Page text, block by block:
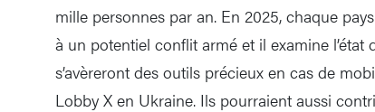
mille personnes par an. En 2025, chaque
à un potentiel conflit armé et il examine l’état
s’avèreront des outils précieux en cas de
Lobby X en Ukraine. Ils pourraient aussi